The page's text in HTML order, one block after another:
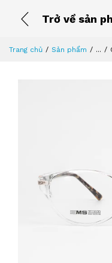
Trở về sản
Trang chủ Sản phẩm ...